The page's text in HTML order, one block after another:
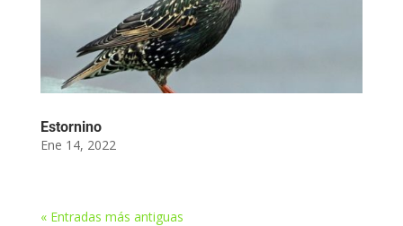
Estornino
Ene 14, 2022
« Entradas más antiguas